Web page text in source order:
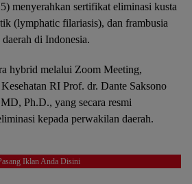
menyerahkan sertifikat eliminasi kusta
(lymphatic filariasis), dan frambusia
di Indonesia.
hybrid melalui Zoom Meeting,
RI Prof. dr. Dante Saksono
Ph.D., yang secara resmi
kepada perwakilan daerah.
Iklan Anda Disini